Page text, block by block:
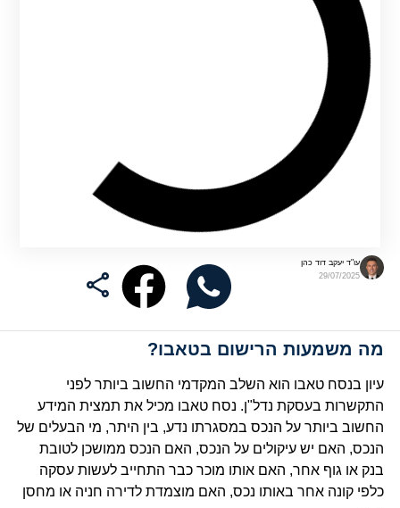
עו"ד יעקב דוד כהן
29/07/2025
מה משמעות הרישום בטאבו?
עיון בנסח טאבו הוא השלב המקדמי החשוב ביותר לפני
התקשרות בעסקת נדל"ן. נסח טאבו מכיל את תמצית המידע
החשוב ביותר על הנכס במסגרתו נדע, בין היתר, מי הבעלים של
הנכס, האם יש עיקולים על הנכס, האם הנכס ממושכן לטובת
בנק או גוף אחר, האם אותו מוכר כבר התחייב לעשות עסקה
כלפי קונה אחר באותו נכס, האם מוצמדת לדירה חניה או מחסן